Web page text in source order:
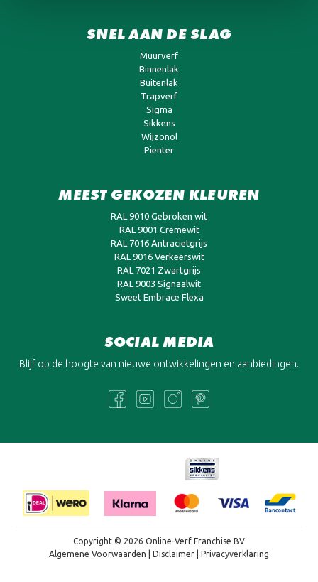
SNEL AAN DE SLAG
Muurverf
Binnenlak
Buitenlak
Trapverf
Sigma
Sikkens
Wijzonol
Pienter
MEEST GEKOZEN KLEUREN
RAL 9010 Gebroken wit
RAL 9001 Cremewit
RAL 7016 Antracietgrijs
RAL 9016 Verkeerswit
RAL 7021 Zwartgrijs
RAL 9003 Signaalwit
Sweet Embrace Flexa
SOCIAL MEDIA
Blijf op de hoogte van nieuwe ontwikkelingen en aanbiedingen.
Copyright © 2026 Online-Verf Franchise BV
Algemene Voorwaarden
Disclaimer Privacyverklaring